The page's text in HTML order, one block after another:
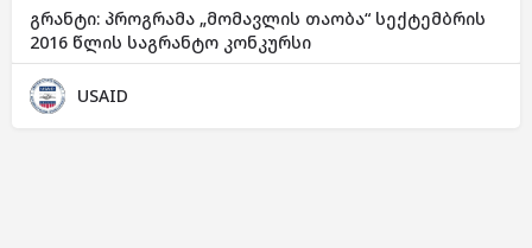
გრანტი: პროგრამა „მომავლის თაობა“ სექტემბრის
2016 წლის საგრანტო კონკურსი
USAID